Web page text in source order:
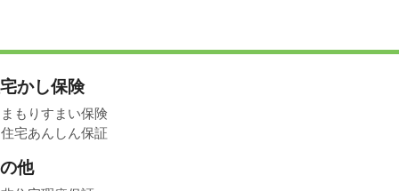
かし保険
まもりすまい保険
住宅あんしん保証
他